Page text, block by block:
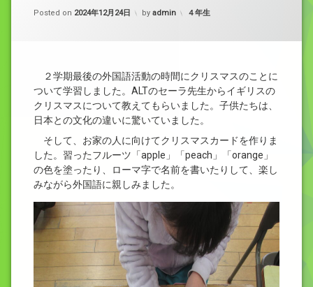
Posted on 2024年12月24日 by admin カテゴリー:
４年生
２学期最後の外国語活動の時間にクリスマスのことに
ついて学習しました。ALTのセーラ先生からイギリスの
クリスマスについて教えてもらいました。子供たちは、
日本との文化の違いに驚いていました。
そして、お家の人に向けてクリスマスカードを作りま
した。習ったフルーツ「apple」「peach」「orange」
の色を塗ったり、ローマ字で名前を書いたりして、楽し
みながら外国語に親しみました。